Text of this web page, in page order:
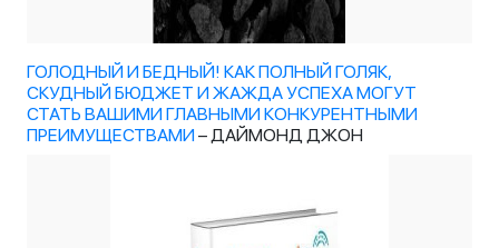
ГОЛОДНЫЙ И БЕДНЫЙ! КАК ПОЛНЫЙ ГОЛЯК,
СКУДНЫЙ БЮДЖЕТ И ЖАЖДА УСПЕХА МОГУТ
СТАТЬ ВАШИМИ ГЛАВНЫМИ КОНКУРЕНТНЫМИ
ПРЕИМУЩЕСТВАМИ– ДАЙМОНД ДЖОН